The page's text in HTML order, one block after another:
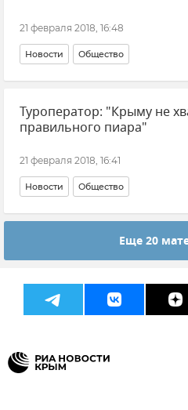
21 февраля 2018, 16:48
Новости Общество
Туристский форум "Открытый
Курортный сезон-2018 в Крыму
Туроператор: "Крыму не
правильного пиара"
21 февраля 2018, 16:41
Новости Общество
Туристский форум "Открытый
Еще 20